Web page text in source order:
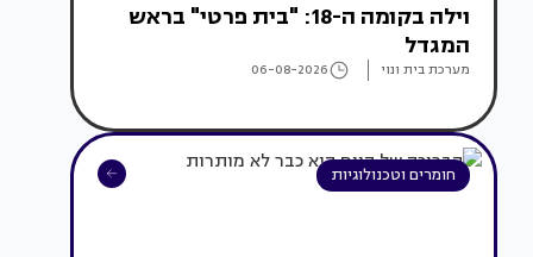
וילה בקומה ה-18: "בית פרטי" בראש
המגדל
מערכת בית ונוי 06-08-2026
חומרים וטכנולוגיות